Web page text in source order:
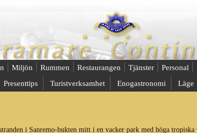
Miljön Rummen Restaurangen Tjänster Personal
Presenttips Turistverksamhet Enogastronomi Läge
i Sanremo-bukten mitt i en vacker park med höga tropiska